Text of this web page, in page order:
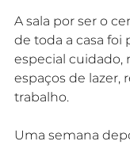
A sala por ser o
de toda a casa foi
especial cuidado,
espaços de lazer,
trabalho.
Uma semana